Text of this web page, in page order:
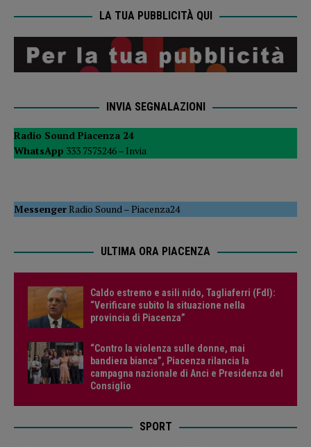
LA TUA PUBBLICITÀ QUI
INVIA SEGNALAZIONI
Radio Sound Piacenza 24
WhatsApp 333 7575246 – Invia
MessengerRadio Sound –Piacenza24
ULTIMA ORA PIACENZA
Caldo estremo e asili nido, Tagliaferri (FdI):
“Verificare subito la situazione nella
provincia di Piacenza”
“Contro la violenza sulle donne, mai
bandiera bianca”, Piacenza rilancia la
campagna nazionale di Anci e Presidenza del
Consiglio
SPORT